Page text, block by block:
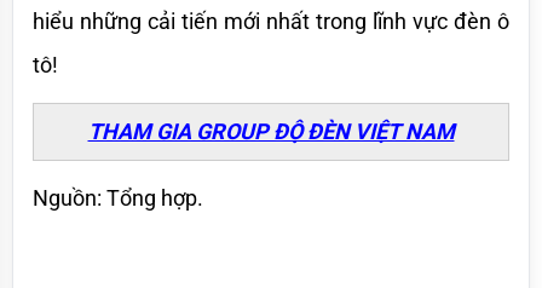
hiểu những cải tiến mới nhất trong lĩnh vực đèn ô
tô!
THAM GIA GROUP ĐỘ ĐÈN VIỆT NAM
Nguồn: Tổng hợp.